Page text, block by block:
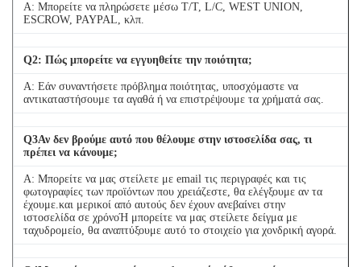
Α: Μπορείτε να πληρώσετε μέσω T/T, L/C, WEST UNION,
ESCROW, PAYPAL, κλπ.
Q2: Πώς μπορείτε να εγγυηθείτε την ποιότητα;
Α: Εάν συναντήσετε πρόβλημα ποιότητας, υποσχόμαστε να
αντικαταστήσουμε τα αγαθά ή να επιστρέψουμε τα χρήματά σας.
Q3Αν δεν βρούμε αυτό που θέλουμε στην ιστοσελίδα σας, τι
πρέπει να κάνουμε;
Α: Μπορείτε να μας στείλετε με email τις περιγραφές και τις
φωτογραφίες των προϊόντων που χρειάζεστε, θα ελέγξουμε αν τα
έχουμε.και μερικοί από αυτούς δεν έχουν ανεβαίνει στην
ιστοσελίδα σε χρόνοΉ μπορείτε να μας στείλετε δείγμα με
ταχυδρομείο, θα αναπτύξουμε αυτό το στοιχείο για χονδρική αγορά.